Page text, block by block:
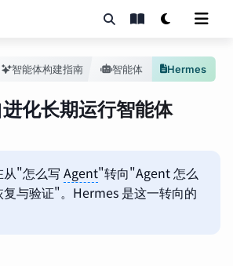
智能体构建指南 智能体 Hermes
化长期运行智能体
从"怎么写 Agent"转向"Agent 怎么
与验证"。Hermes 是这一转向的